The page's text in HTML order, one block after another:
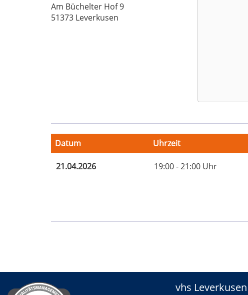
Adresse:
Am Büchelter Hof 9
51373 Leverkusen
Maps
Karte
in
zum
Datum Uhrzeit
21.04.2026 19:00 - 21:00 Uhr
vhs Leverkusen